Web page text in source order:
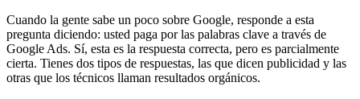
Cuando la gente sabe un poco sobre Google, responde a esta
pregunta diciendo: usted paga por las palabras clave a través de
Google Ads. Sí, esta es la respuesta correcta, pero es parcialmente
cierta. Tienes dos tipos de respuestas, las que dicen publicidad y las
otras que los técnicos llaman resultados orgánicos.